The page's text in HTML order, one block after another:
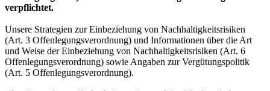
verpflichtet.
Unsere Strategien zur Einbeziehung von Nachhaltigkeitsrisiken
(Art. 3 Offenlegungsverordnung) und Informationen über die Art
und Weise der Einbeziehung von Nachhaltigkeitsrisiken (Art. 6
Offenlegungsverordnung) sowie Angaben zur Vergütungspolitik
(Art. 5 Offenlegungsverordnung).